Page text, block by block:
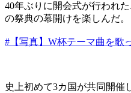
40年ぶりに開会式が行われ
の祭典の幕開けを楽しんだ。
#【写真】W杯テーマ曲を歌
史上初めて3カ国が共同開催